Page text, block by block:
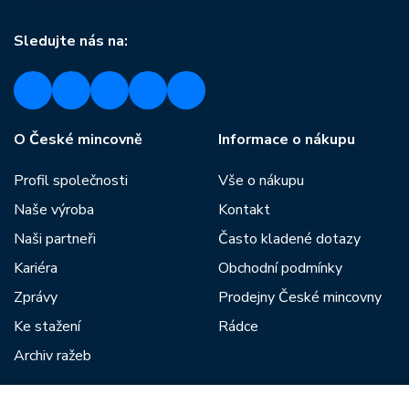
Sledujte nás na:
O České mincovně
Profil společnosti
Naše výroba
Naši partneři
Kariéra
Zprávy
Ke stažení
Archiv ražeb
Informace o nákupu
Vše o nákupu
Kontakt
Často kladené dotazy
Obchodní podmínky
Prodejny České mincovny
Rádce